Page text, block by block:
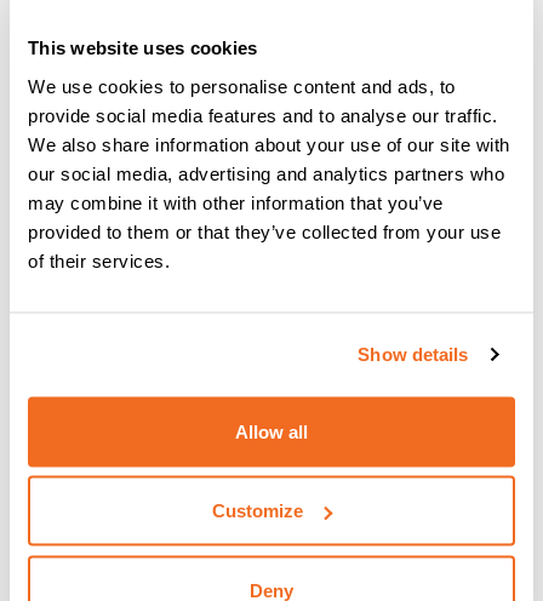
This website uses cookies
We use cookies to personalise content and ads, to
provide social media features and to analyse our traffic.
We also share information about your use of our site with
our social media, advertising and analytics partners who
may combine it with other information that you’ve
provided to them or that they’ve collected from your use
of their services.
Show details
Allow all
Customize
Deny
made in Europe è frutto di una grande capacità
tecnologica e garantisce la costanza dell'alta qualità
del prodotto.
I software più avanzati che gestiscono le saldatrici
robotizzate e sinergiche consentono di utilizzarefunzioni
che ottimizzano il lavoro e processi speciali che
dimezzano i tempi di saldatura
lavorare assistiti direttamente dalla macchina, che
Nellesaldatrici robotizzateper l'industria 4.0, ilcontrollo
ottimizzazione
del lavoro, la
manutenzione remotae laconnessione del sistema in
, sono le caratteristiche che aumentano la produttività e